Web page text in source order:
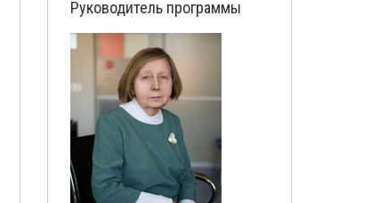
Руководитель программы